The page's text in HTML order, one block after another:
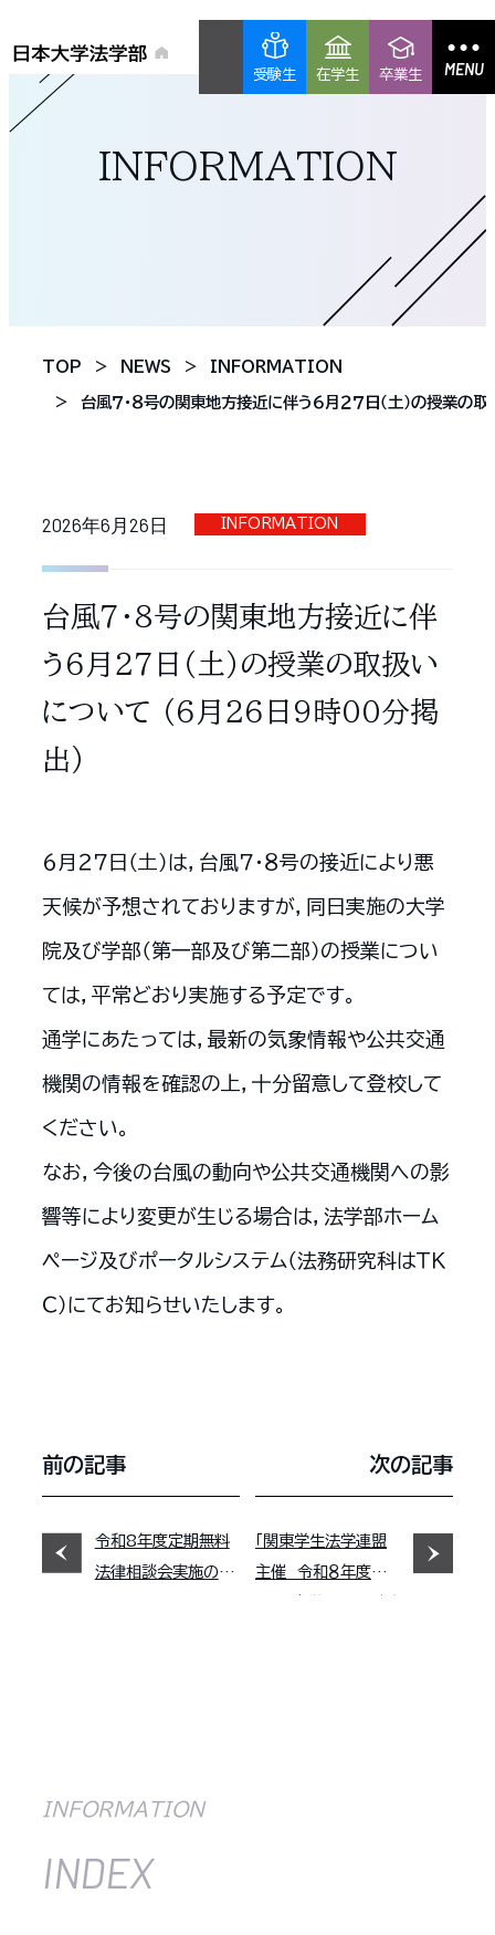
受験生 在学生 卒業生 MENU
INFORMATION
TOP NEWS INFORMATION
台風７・８号の関東地方接近に伴う６月２７日（土）の授業の取
2026年6月26日 INFORMATION
台風７・８号の関東地方接近に伴
う６月２７日（土）の授業の取扱い
について （６月２６日９時００分掲
出）
６月２７日（土）は，台風７・８号の接近により悪
天候が予想されておりますが，同日実施の大学
院及び学部（第一部及び第二部）の授業につい
ては，平常どおり実施する予定です。
通学にあたっては，最新の気象情報や公共交通
機関の情報を確認の上，十分留意して登校して
ください。
なお，今後の台風の動向や公共交通機関への影
響等により変更が生じる場合は，法学部ホーム
ページ及びポータルシステム（法務研究科はＴＫ
Ｃ）にてお知らせいたします。
前の記事
令和8年度定期無料
法律相談会実施のお
次の記事
「関東学生法学連盟
主催 令和８年度第１
INFORMATION
INDEX